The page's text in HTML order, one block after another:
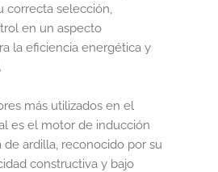
de Uso
correcta selección,
en un aspecto
la eficiencia energética y
más utilizados en el
es el motor de inducción
ardilla, reconocido por su
constructiva y bajo